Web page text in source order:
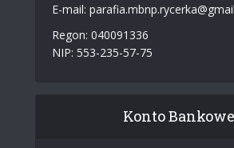
E-mail:
Regon: 040091336
NIP: 553-235-57-75
Konto Bankowe